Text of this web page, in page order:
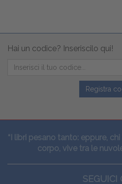
Hai un codice? Inseriscilo qui!
Registra
“I libri pesano tanto: eppure,
corpo, vive tra le
SEGUICI